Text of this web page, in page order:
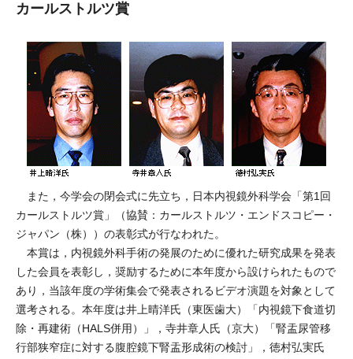
カールストルツ賞
また，今学会の閉会式に先立ち，日本内視鏡外科学会「第1回
カールストルツ賞」（協賛：カールストルツ・エンドスコピー・
ジャパン（株））の表彰式が行なわれた。
本賞は，内視鏡外科手術の発展のために優れた研究成果を発表
した会員を表彰し，奨励するために本年度から設けられたもので
あり，当該年度の学術集会で発表されるビデオ演題を対象として
選考される。本年度は井上晴洋氏（東医歯大）「内視鏡下食道切
除・再建術（HALS併用）」，寺井章人氏（京大）「腎盂尿管移
行部狭窄症に対する腹腔鏡下腎盂形成術の検討」，徳村弘実氏